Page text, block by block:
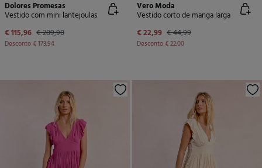
Dolores Promesas
Vestido com mini lantejoulas
€ 115,96 € 289,90
Desconto€ 173,94
Vero Moda
Vestido corto de manga larga
€ 22,99 € 44,99
Desconto€ 22,00